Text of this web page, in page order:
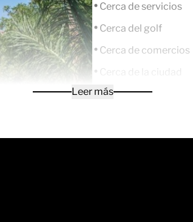
Club, una
Cerca de servicios
Cerca del golf
Cerca de comercios
Cerca de la ciudad
Piscina Comunitaria
Armarios
Leer más